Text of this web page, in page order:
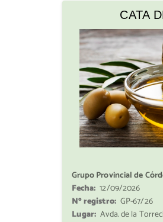
CATA
Grupo Provincial de
Fecha: 12/09/2026
Nº registro: GP-67/26
Lugar: Avda. de la